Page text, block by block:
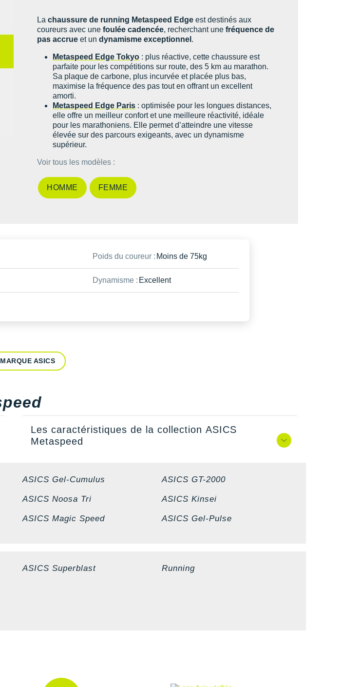
La chaussure de running Metaspeed Edge est destinés aux
coureurs avec une foulée cadencée, recherchant une fréquence de
pas accrue et un dynamisme exceptionnel .
Metaspeed Edge Tokyo : plus réactive, cette chaussure est
parfaite pour les compétitions sur route, des 5 km au marathon.
Sa plaque de carbone, plus incurvée et placée plus bas,
maximise la fréquence des pas tout en offrant un excellent
amorti.
Metaspeed Edge Paris : optimisée pour les longues distances,
elle offre un meilleur confort et une meilleure réactivité, idéale
pour les marathoniens. Elle permet d’atteindre une vitesse
élevée sur des parcours exigeants, avec un dynamisme
supérieur.
Voir tous les modèles :
HOMME FEMME
Poids du coureur : Moins de 75kg
Dynamisme : Excellent
ASICS
Les caractéristiques de la collection ASICS
Metaspeed
ASICS Gel-Cumulus ASICS GT-2000
ASICS Noosa Tri ASICS Kinsei
ASICS Magic Speed ASICS Gel-Pulse
ASICS Superblast Running